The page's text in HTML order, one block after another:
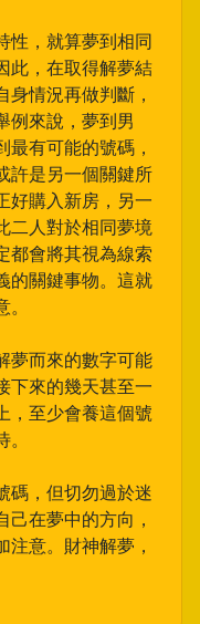
性，就算夢到相同
此，在取得解夢結
情況再做判斷，
例來說，夢到男
有可能的號碼，
許是另一個關鍵所
好購入新房，另一
二人對於相同夢境
都會將其視為線索
的關鍵事物。這就
夢而來的數字可能
下來的幾天甚至一
，至少會養這個號
碼，但切勿過於迷
在夢中的方向，
意。財神解夢，